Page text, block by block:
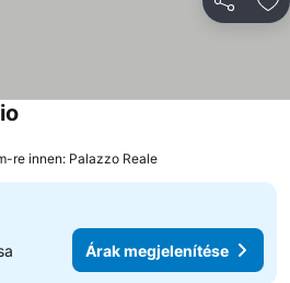
re innen: Palazzo Reale
Árak megjelenítése